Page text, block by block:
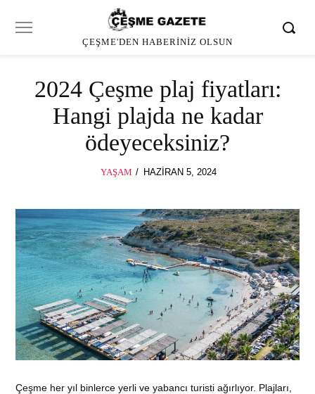
ÇEŞME'DEN HABERINIZ OLSUN
2024 Çeşme plaj fiyatları:
Hangi plajda ne kadar
ödeyeceksiniz?
YAŞAM
POSTED
HAZIRAN 5, 2024
Çeşme her yıl binlerce yerli ve yabancı turisti ağırlıyor. Plajları,